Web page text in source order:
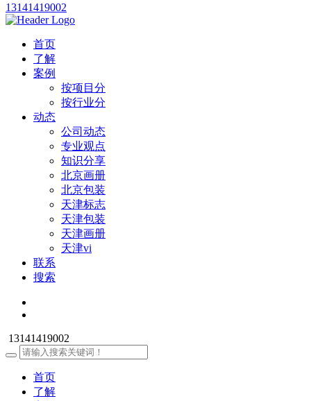
13141419002
首页
了解
案例
按项目分
按行业分
动态
公司动态
专业观点
知识分享
北京画册
北京包装
天津标志
天津包装
天津画册
天津vi
联系
搜索
13141419002
首页
了解